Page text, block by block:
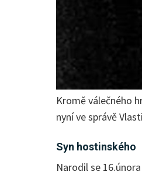
Kromě válečného
nyní ve správě
Syn hostinského
Narodil se